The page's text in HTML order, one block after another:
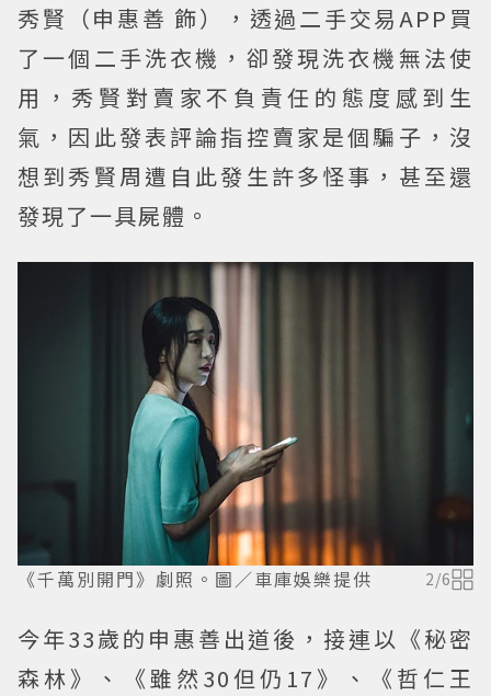
秀賢（申惠善 飾），透過二手交易APP買
了一個二手洗衣機，卻發現洗衣機無法使
用，秀賢對賣家不負責任的態度感到生
氣，因此發表評論指控賣家是個騙子，沒
想到秀賢周遭自此發生許多怪事，甚至還
發現了一具屍體。
《千萬別開門》劇照。圖／車庫娛樂提供 2/6
今年33歲的申惠善出道後，接連以《秘密
森林》、《雖然30但仍17》、《哲仁王